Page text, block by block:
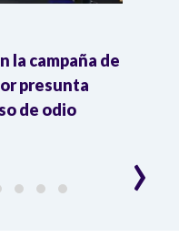
la campaña de
presunta
de odio
›